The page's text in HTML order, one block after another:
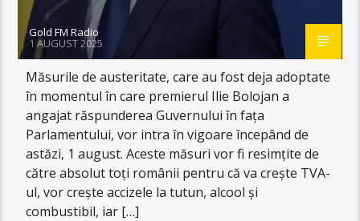
Gold FM Radio
1 AUGUST 2025
Măsurile de austeritate, care au fost deja adoptate
în momentul în care premierul Ilie Bolojan a
angajat răspunderea Guvernului în fața
Parlamentului, vor intra în vigoare începând de
astăzi, 1 august. Aceste măsuri vor fi resimțite de
către absolut toți românii pentru că va crește TVA-
ul, vor crește accizele la tutun, alcool și
combustibil, iar […]